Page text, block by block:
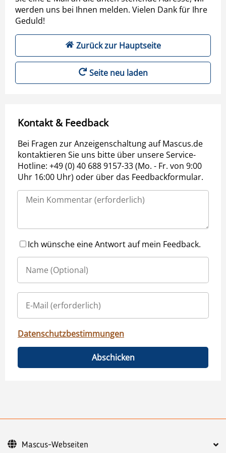
werden uns bei Ihnen melden. Vielen Dank für Ihre
Geduld!
Zurück zur Hauptseite
Seite neu laden
Kontakt & Feedback
Bei Fragen zur Anzeigenschaltung auf Mascus.de
kontaktieren Sie uns bitte über unsere Service-
Hotline: +49 (0) 40 688 9157-33 (Mo. - Fr. von 9:00
Uhr 16:00 Uhr) oder über das Feedbackformular.
Ich wünsche eine Antwort auf mein Feedback.
Datenschutzbestimmungen
Abschicken
Mascus-Webseiten